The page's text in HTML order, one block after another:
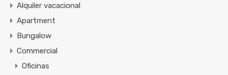
Alquiler vacacional
Apartment
Bungalow
Commercial
Oficinas